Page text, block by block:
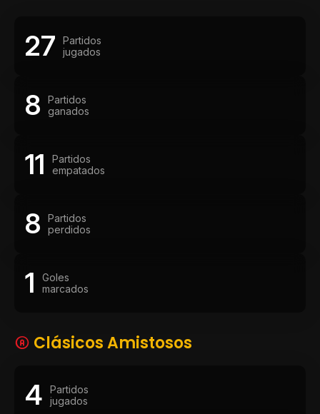
27
Partidos
jugados
8
Partidos
ganados
11
Partidos
empatados
8
Partidos
perdidos
1
Goles
marcados
Clásicos Amistosos
4
Partidos
jugados